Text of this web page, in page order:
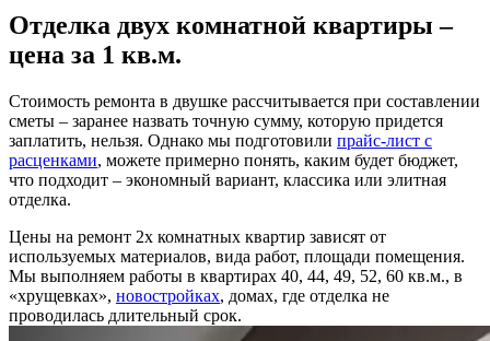
Отделка двух комнатной квартиры –
цена за 1 кв.м.
Стоимость ремонта в двушке рассчитывается при составлении
сметы – заранее назвать точную сумму, которую придется
заплатить, нельзя. Однако мы подготовили прайс-лист с
расценками, можете примерно понять, каким будет бюджет,
что подходит – экономный вариант, классика или элитная
отделка.
Цены на ремонт 2х комнатных квартир зависят от
используемых материалов, вида работ, площади помещения.
Мы выполняем работы в квартирах 40, 44, 49, 52, 60 кв.м., в
«хрущевках», новостройках, домах, где отделка не
проводилась длительный срок.